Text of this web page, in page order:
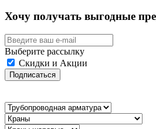
Хочу получать выгодные
Выберите рассылку
Скидки и Акции
Подписаться